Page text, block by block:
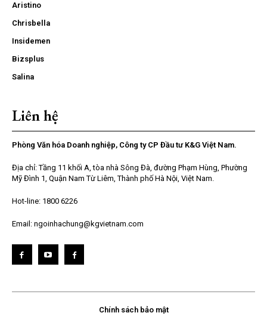
Aristino
Chrisbella
Insidemen
Bizsplus
Salina
Liên hệ
Phòng Văn hóa Doanh nghiệp, Công ty CP Đầu tư K&G Việt Nam.
Địa chỉ: Tầng 11 khối A, tòa nhà Sông Đà, đường Phạm Hùng, Phường
Mỹ Đình 1, Quận Nam Từ Liêm, Thành phố Hà Nội, Việt Nam.
Hot-line: 1800 6226
Email: ngoinhachung@kgvietnam.com
Chính sách bảo mật